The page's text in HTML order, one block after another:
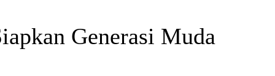
Generasi Muda